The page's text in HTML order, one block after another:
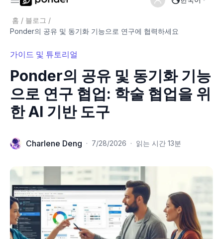
홈 / 블로그 /
Ponder의 공유 및 동기화 기능으로 연구에 협력하세요
가이드 및 튜토리얼
Ponder의 공유 및 동기화 기능
으로 연구 협업: 학술 협업을 위
한 AI 기반 도구
Charlene Deng · 7/28/2026 · 읽는 시간 13분